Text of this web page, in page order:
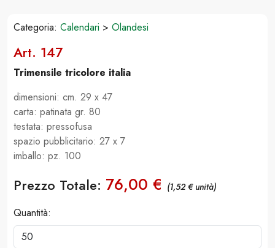
Categoria: Calendari > Olandesi
Art. 147
Trimensile tricolore italia
dimensioni: cm. 29 x 47
carta: patinata gr. 80
testata: pressofusa
spazio pubblicitario: 27 x 7
imballo: pz. 100
Prezzo Totale: 76,00 € (1,52 € unità)
Quantità: